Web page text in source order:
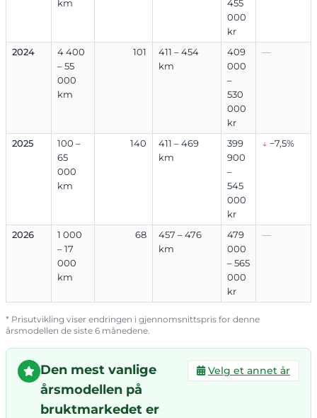
km
455
000
kr
2024
4 400
– 55
000
km
101
411 – 454
km
409
000
–
530
000
kr
—
2025
100 –
65
000
km
140
411 – 469
km
399
900
–
545
000
kr
↓ −7,5%
2026
1 000
– 17
000
km
68
457 – 476
km
479
000
– 565
000
kr
—
* Prisutvikling viser endringen i gjennomsnittspris for denne
årsmodellen de siste 6 månedene.
Den mest vanlige
årsmodellen på
bruktmarkedet er
Velg et annet år